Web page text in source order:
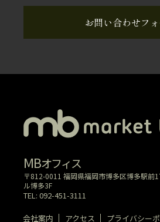
お問い合わせフ
MBオフィス
〒812-0011 福岡県福岡市博多区博多駅前
ル博多3F
TEL: 092-451-3111
会社案内 アクセス プライバシー